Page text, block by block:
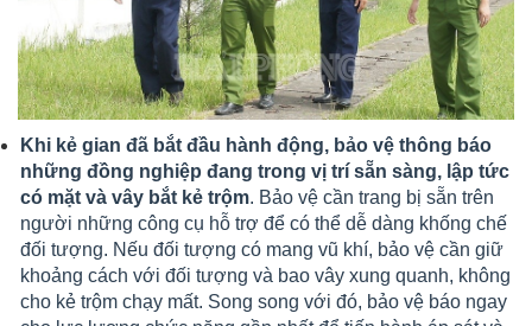
Khi kẻ gian đã bắt đầu hành động, bảo vệ thông báo
những đồng nghiệp đang trong vị trí sẵn sàng, lập tức
có mặt và vây bắt kẻ trộm. Bảo vệ cần trang bị sẵn trên
người những công cụ hỗ trợ để có thể dễ dàng khống chế
đối tượng. Nếu đối tượng có mang vũ khí, bảo vệ cần giữ
khoảng cách với đối tượng và bao vây xung quanh, không
cho kẻ trộm chạy mất. Song song với đó, bảo vệ báo ngay